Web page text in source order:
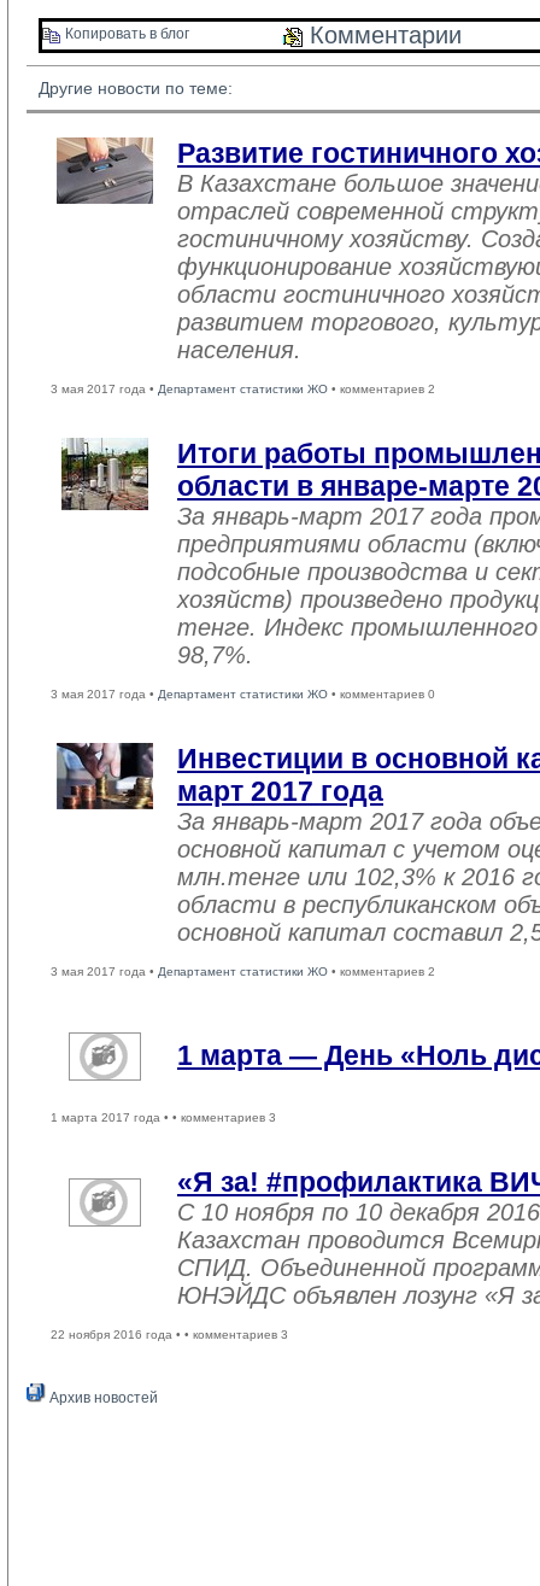
Копировать в блог Комментарии
Другие новости по теме:
Развитие гостиничного
В Казахстане большое
отраслей современной
гостиничному хозяйству.
функционирование
области гостиничного
развитием торгового,
населения.
3 мая 2017 года • Департамент статистики ЖО • комментариев 2
Итоги работы
области в январе-марте
За январь-март 2017 года
предприятиями области
подсобные производства и
хозяйств) произведено
тенге. Индекс
98,7%.
3 мая 2017 года • Департамент статистики ЖО • комментариев 0
Инвестиции в основной
март 2017 года
За январь-март 2017 года
основной капитал с учетом
млн.тенге или 102,3% к 2016
области в республиканском
основной капитал составил
3 мая 2017 года • Департамент статистики ЖО • комментариев 2
1 марта — День «Ноль
1 марта 2017 года • • комментариев 3
«Я за! #профилактика
С 10 ноября по 10 декабря
Казахстан проводится
СПИД. Объединенной
ЮНЭЙДС объявлен лозунг «Я
22 ноября 2016 года • • комментариев 3
Архив новостей